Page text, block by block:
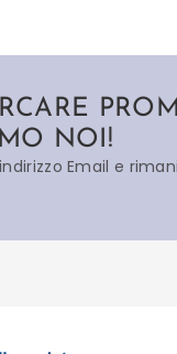
NOI!
Email e